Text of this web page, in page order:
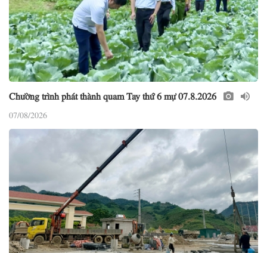
Chường trình phát thành quam Tay thứ 6 mự 07.8.2026
07/08/2026